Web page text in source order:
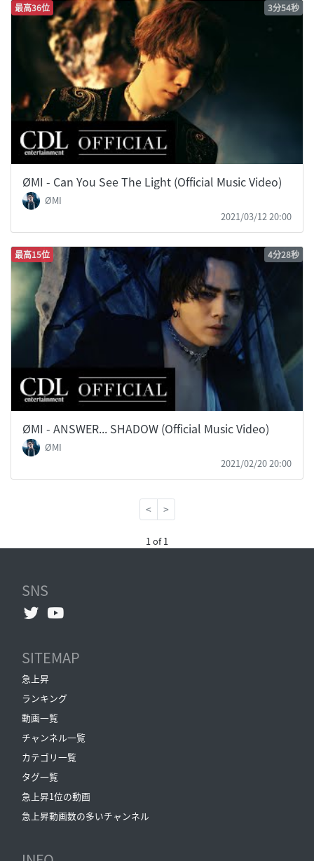
最高36位 3分54秒
ØMI - Can You See The Light (Official Music Video)
ØMI
2021/03/12 20:00
最高15位 4分28秒
ØMI - ANSWER... SHADOW (Official Music Video)
ØMI
2021/02/20 20:00
< >
1 of 1
SNS
SITEMAP
急上昇
ランキング
動画一覧
チャンネル一覧
カテゴリ一覧
タグ一覧
急上昇1位の動画
急上昇動画数の多いチャンネル